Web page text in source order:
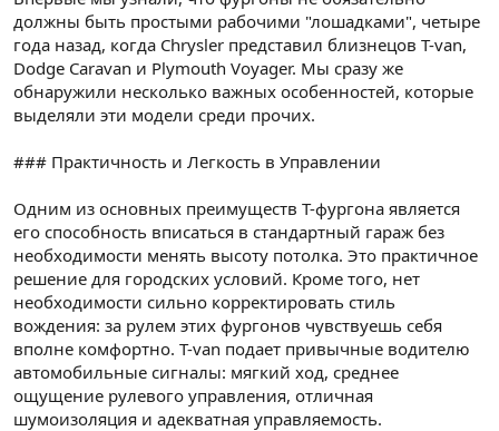
должны быть простыми рабочими "лошадками", четыре
года назад, когда Chrysler представил близнецов T-van,
Dodge Caravan и Plymouth Voyager. Мы сразу же
обнаружили несколько важных особенностей, которые
выделяли эти модели среди прочих.
### Практичность и Легкость в Управлении
Одним из основных преимуществ T-фургона является
его способность вписаться в стандартный гараж без
необходимости менять высоту потолка. Это практичное
решение для городских условий. Кроме того, нет
необходимости сильно корректировать стиль
вождения: за рулем этих фургонов чувствуешь себя
вполне комфортно. T-van подает привычные водителю
автомобильные сигналы: мягкий ход, среднее
ощущение рулевого управления, отличная
шумоизоляция и адекватная управляемость.